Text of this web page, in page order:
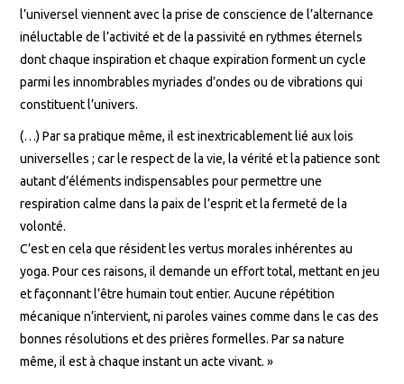
l’universel viennent avec la prise de conscience de l’alternance
inéluctable de l’activité et de la passivité en rythmes éternels
dont chaque inspiration et chaque expiration forment un cycle
parmi les innombrables myriades d’ondes ou de vibrations qui
constituent l’univers.
(…) Par sa pratique même, il est inextricablement lié aux lois
universelles ; car le respect de la vie, la vérité et la patience sont
autant d’éléments indispensables pour permettre une
respiration calme dans la paix de l’esprit et la fermeté de la
volonté.
C’est en cela que résident les vertus morales inhérentes au
yoga. Pour ces raisons, il demande un effort total, mettant en jeu
et façonnant l’être humain tout entier. Aucune répétition
mécanique n’intervient, ni paroles vaines comme dans le cas des
bonnes résolutions et des prières formelles. Par sa nature
même, il est à chaque instant un acte vivant. »